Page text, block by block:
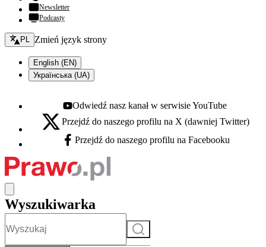
Newsletter
Podcasty
Zmień język - bieżący:
PL Zmień język strony
English (EN)
Українська (UA)
Youtube - otwiera się w nowej karcie
Odwiedź nasz kanał w serwisie YouTube
X - otwiera się w nowej karcie
Przejdź do naszego profilu na X (dawniej Twitter)
Facebook - otwiera się w nowej karcie
Przejdź do naszego profilu na Facebooku
Wyszukiwarka
Szukaj